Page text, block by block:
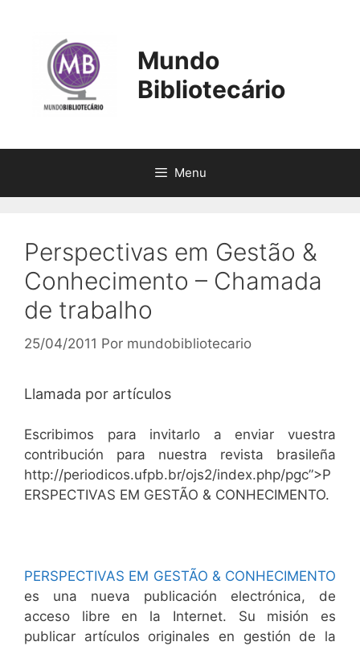
conteúdo
Mundo
Bibliotecário
Menu
Perspectivas em Gestão &
Conhecimento – Chamada
de trabalho
25/04/2011 Por mundobibliotecario
Llamada por artículos
Escribimos para invitarlo a enviar vuestra
contribución para nuestra revista brasileña
http://periodicos.ufpb.br/ojs2/index.php/pgc”>P
ERSPECTIVAS EM GESTÃO & CONHECIMENTO.
PERSPECTIVAS EM GESTÃO & CONHECIMENTO
es una nueva publicación electrónica, de
acceso libre en la Internet. Su misión es
publicar artículos originales en gestión de la